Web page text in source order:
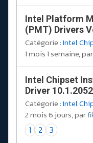
Intel Platform
(PMT) Drivers
Catégorie :Intel
1 mois 1 semaine, par
Intel Chipset
Driver
Catégorie :Intel
2 mois 6 jours, par
1 2 3